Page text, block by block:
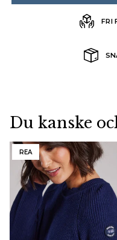
FRI
Du kanske
REA